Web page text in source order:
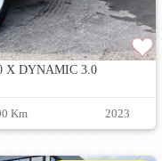
X DYNAMIC 3.0
Km 2023